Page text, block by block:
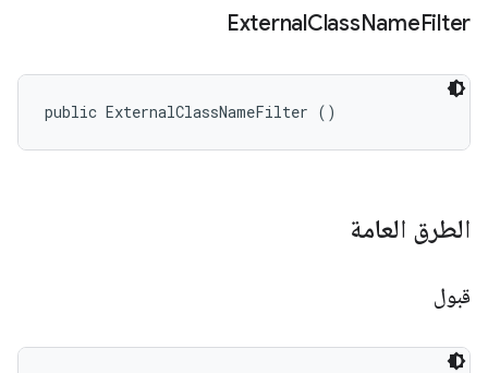
ExternalClassNameFilter
public ExternalClassNameFilter ()
الطرق العامة
قبول